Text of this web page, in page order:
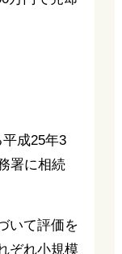
成25年3
署に相続
いて評価を
ぞれ小規模